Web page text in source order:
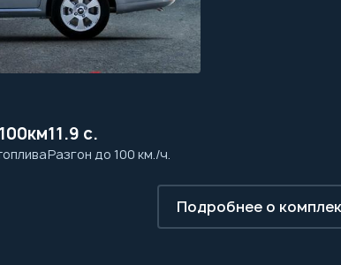
11.9 с.
Разгон до 100 км./ч.
Подробнее о